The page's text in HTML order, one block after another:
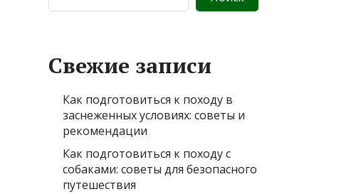
Свежие записи
Как подготовиться к походу в
заснеженных условиях: советы и
рекомендации
Как подготовиться к походу с
собаками: советы для безопасного
путешествия